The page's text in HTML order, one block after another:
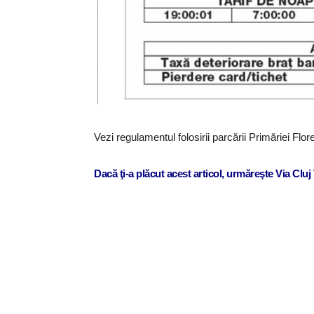
Vezi regulamentul folosirii parcării Primăriei
Dacă ţi-a plăcut acest articol, urmăreşte Via